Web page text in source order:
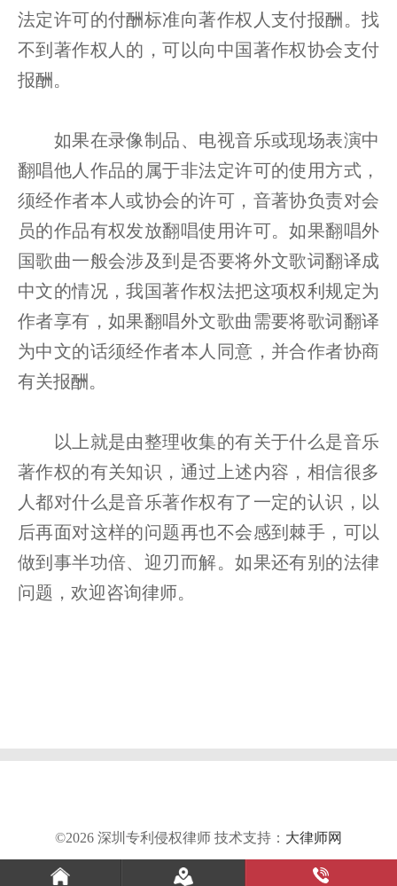
法定许可的付酬标准向著作权人支付报酬。找
不到著作权人的，可以向中国著作权协会支付
报酬。
如果在录像制品、电视音乐或现场表演中
翻唱他人作品的属于非法定许可的使用方式，
须经作者本人或协会的许可，音著协负责对会
员的作品有权发放翻唱使用许可。如果翻唱外
国歌曲一般会涉及到是否要将外文歌词翻译成
中文的情况，我国著作权法把这项权利规定为
作者享有，如果翻唱外文歌曲需要将歌词翻译
为中文的话须经作者本人同意，并合作者协商
有关报酬。
以上就是由整理收集的有关于什么是音乐
著作权的有关知识，通过上述内容，相信很多
人都对什么是音乐著作权有了一定的认识，以
后再面对这样的问题再也不会感到棘手，可以
做到事半功倍、迎刃而解。如果还有别的法律
问题，欢迎咨询律师。
©2026 深圳专利侵权律师 技术支持： 大律师网